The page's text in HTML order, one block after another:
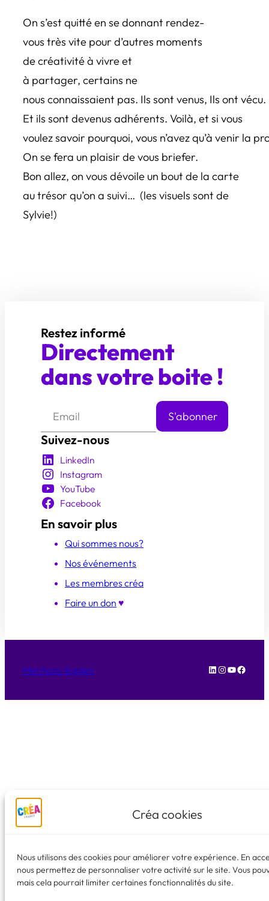
Créa cookies
Nous utilisons des cookies pour améliorer votre expérience. En
nous permettez de personnaliser votre activité sur le site. Vous
mais cela pourrait limiter certaines fonctionnalités du site.
On s’est quitté en se donnant rendez-
vous très vite pour d’autres moments
de créativité à vivre et
à partager, certains ne
nous connaissaient pas. Ils sont venus, Ils ont vécu.
Et ils sont devenus adhérents. Voilà, et si vous
voulez savoir pourquoi, vous n’avez qu’à venir la
On se fera un plaisir de vous briefer.
Bon allez, on vous dévoile un bout de la carte
au trésor qu’on a suivi… (les visuels sont de
Sylvie!)
Restez informé
Directement
dans votre boite !
Suivez-nous
LinkedIn
Instagram
YouTube
Facebook
En savoir plus
Qui sommes nous?
Nos événements
Les membres créa
Faire un don ♥
Mentions légales LinkedIn
Instagram
YouTube